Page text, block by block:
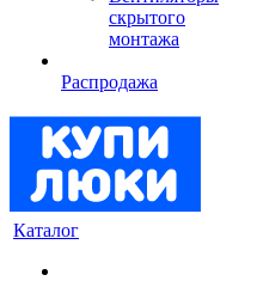
скрытого
монтажа
Распродажа
Каталог